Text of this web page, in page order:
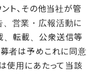
ト、その他当社が管
営業・広報活動に
、転載、公衆送信等
募者は予めこれに同意
使用にあたって当該